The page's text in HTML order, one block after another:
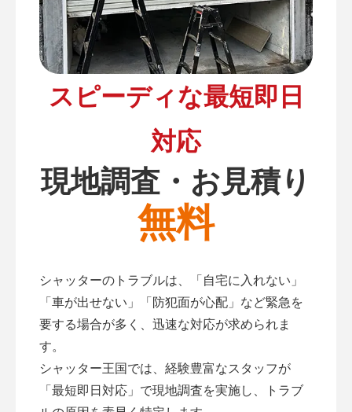
スピーディな最短即日
対応
現地調査・お見積り
無料
シャッターのトラブルは、「自宅に入れない」
「車が出せない」「防犯面が心配」など緊急を
要する場合が多く、迅速な対応が求められま
す。
シャッター王国では、経験豊富なスタッフが
「最短即日対応」で現地調査を実施し、トラブ